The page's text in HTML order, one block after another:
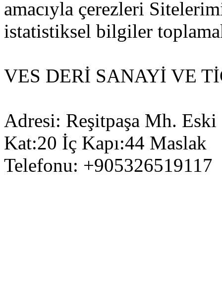
amacıyla çerezleri
istatistiksel bilgiler
VES DERİ SANAYİ VE
Adresi: Reşitpaşa Mh.
Kat:20 İç Kapı:44 Maslak
Telefonu: +905326519117